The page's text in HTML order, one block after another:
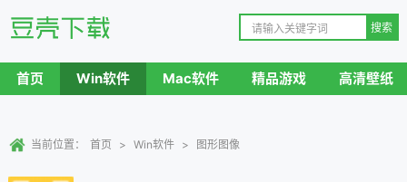
首页 Win软件 Mac软件 精品游戏 高清壁纸
当前位置： 首页 > Win软件 > 图形图像